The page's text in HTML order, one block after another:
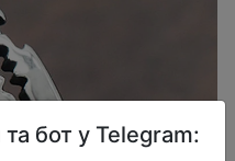
бот у Telegram: